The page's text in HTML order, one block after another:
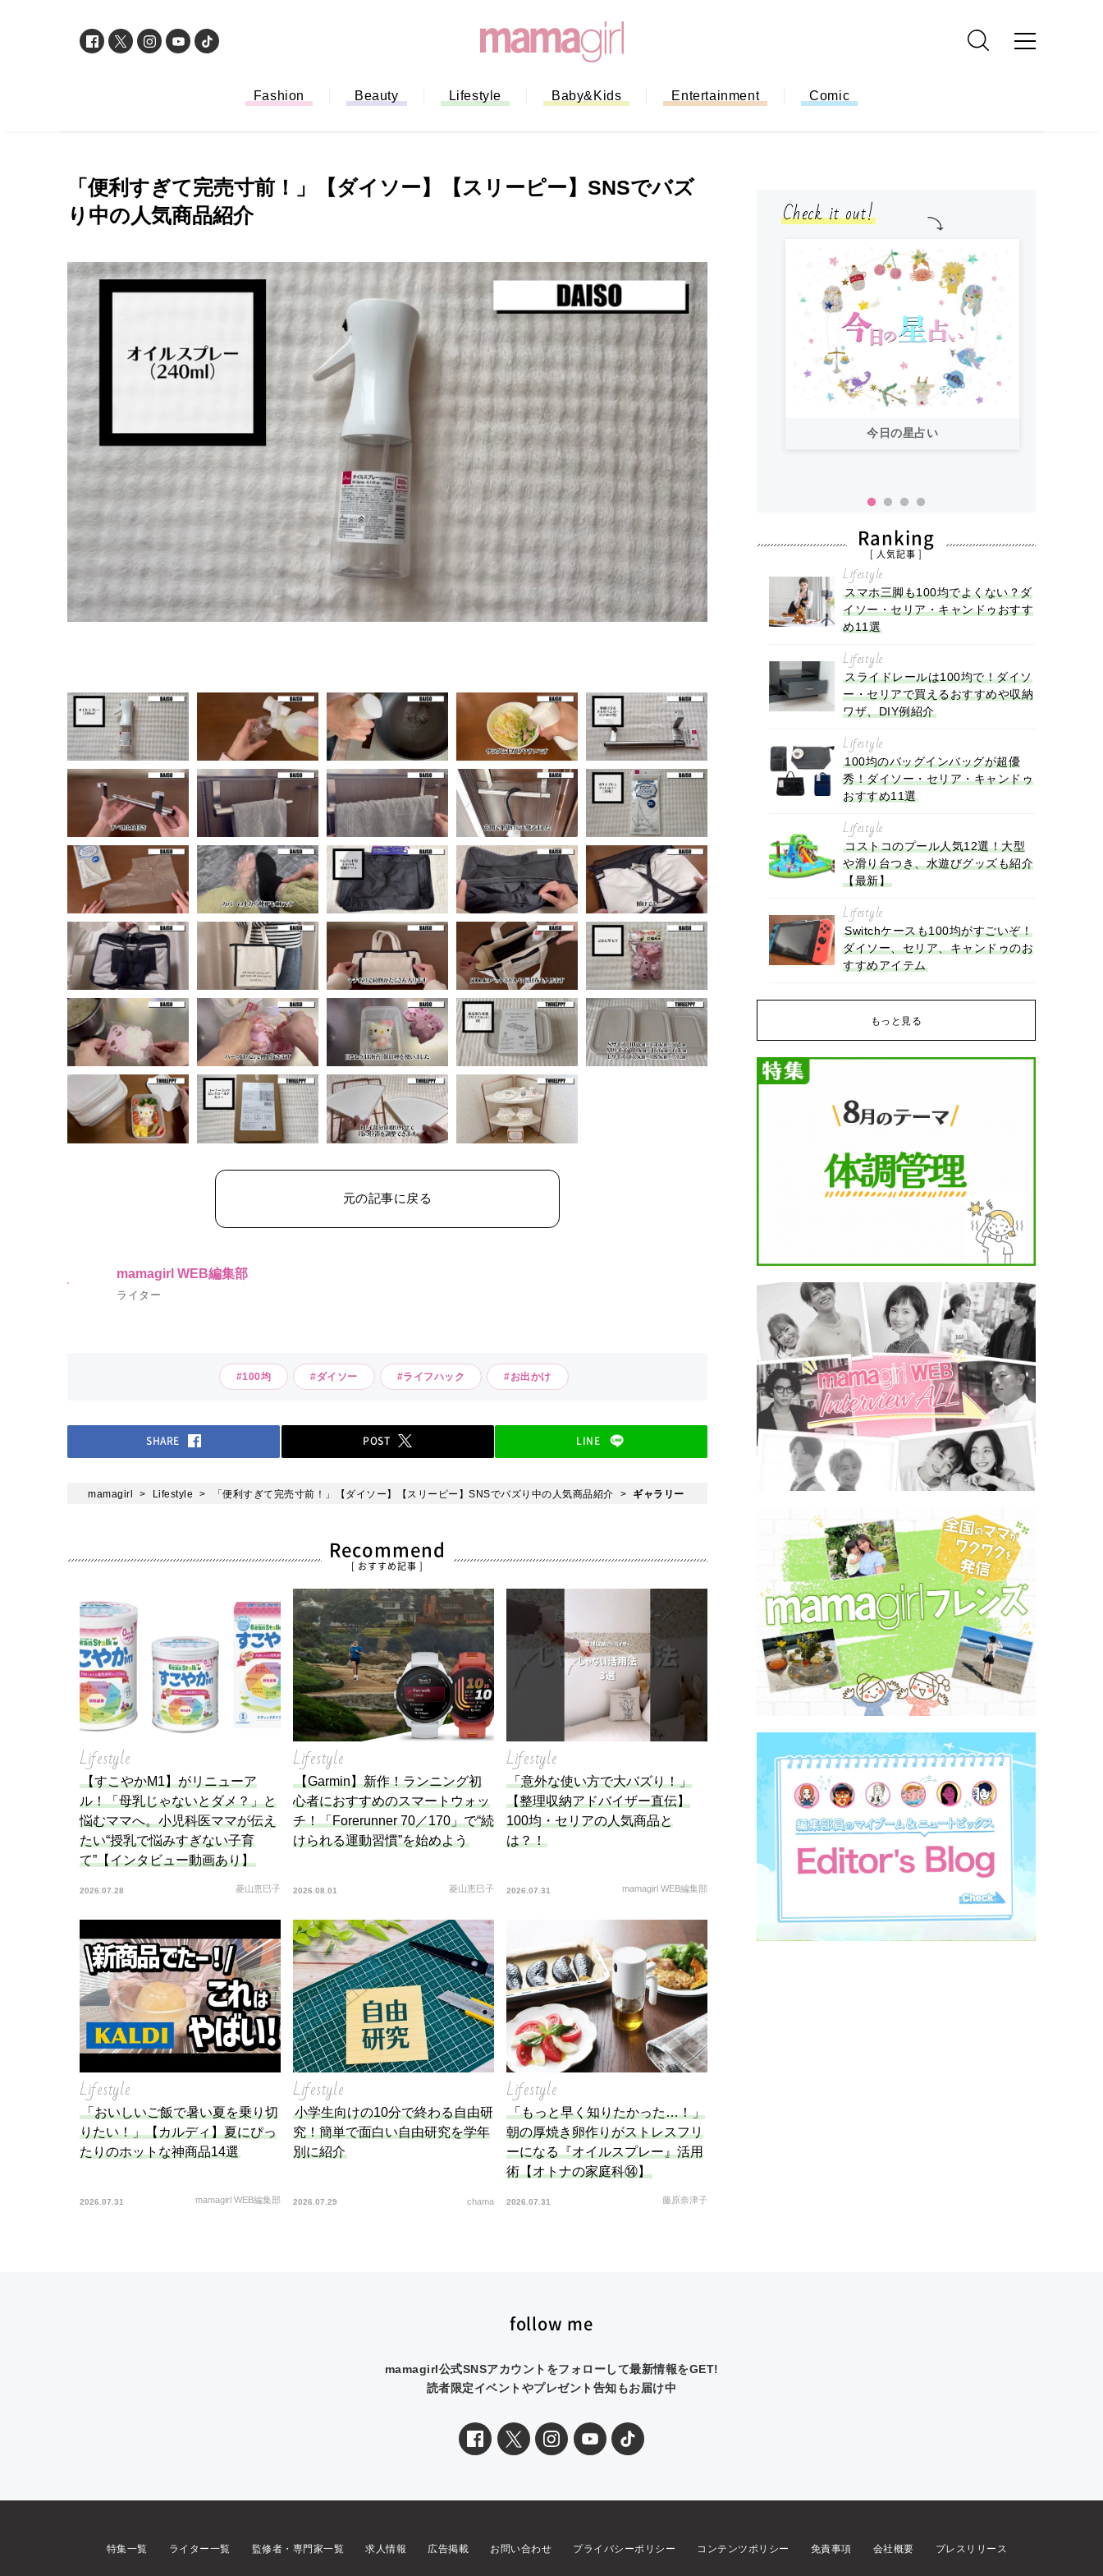
Fashion Beauty Lifestyle Baby&Kids Entertainment Comic
「便利すぎて完売寸前！」【ダイソー】【スリーピー】SNSでバズ
り中の人気商品紹介
元の記事に戻る
mamagirl WEB編集部
ライター
#100均 #ダイソー #ライフハック #お出かけ
SHARE POST LINE
mamagirl Lifestyle 「便利すぎて完売寸前！」【ダイソー】【スリーピー】SNSでバズり中の人気商品紹介 ギャラリー
Recommend
[ おすすめ記事 ]
Lifestyle
【すこやかM1】がリニューア
ル！「母乳じゃないとダメ？」と
悩むママへ。小児科医ママが伝え
たい“授乳で悩みすぎない子育
て”【インタビュー動画あり】
2026.07.28 菱山恵巳子
Lifestyle
【Garmin】新作！ランニング初
心者におすすめのスマートウォッ
チ！「Forerunner 70／170」で“続
けられる運動習慣”を始めよう
2026.08.01 菱山恵巳子
Lifestyle
「意外な使い方で大バズり！」
【整理収納アドバイザー直伝】
100均・セリアの人気商品と
は？！
2026.07.31 mamagirl WEB編集部
Lifestyle
「おいしいご飯で暑い夏を乗り切
りたい！」【カルディ】夏にぴっ
たりのホットな神商品14選
2026.07.31 mamagirl WEB編集部
Lifestyle
小学生向けの10分で終わる自由研
究！簡単で面白い自由研究を学年
別に紹介
2026.07.29 chama
Lifestyle
「もっと早く知りたかった…！」
朝の厚焼き卵作りがストレスフリ
ーになる『オイルスプレー』活用
術【オトナの家庭科⑭】
2026.07.31 藤原奈津子
Check it out!
「もう行列に並ばない！」ミスドのモ
バイルオーダー完全ガイド｜支払い方
法から受け取り方までネットオーダー
を徹底解説
今日の星占い
Ranking
[ 人気記事 ]
Lifestyle
スマホ三脚も100均でよくない？ダ
イソー・セリア・キャンドゥおすす
め11選
Lifestyle
スライドレールは100均で！ダイソ
ー・セリアで買えるおすすめや収納
ワザ、DIY例紹介
Lifestyle
100均のバッグインバッグが超優
秀！ダイソー・セリア・キャンドゥ
おすすめ11選
Lifestyle
コストコのプール人気12選！大型
や滑り台つき、水遊びグッズも紹介
【最新】
Lifestyle
Switchケースも100均がすごいぞ！
ダイソー、セリア、キャンドゥのお
すすめアイテム
もっと見る
follow me
mamagirl公式SNSアカウントをフォローして最新情報をGET!
読者限定イベントやプレゼント告知もお届け中
特集一覧 ライター一覧 監修者・専門家一覧 求人情報 広告掲載 お問い合わせ プライバシーポリシー コンテンツポリシー 免責事項 会社概要 プレスリリース